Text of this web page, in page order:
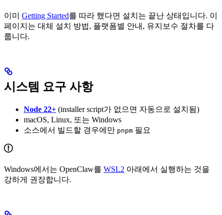
이미 Getting Started를 따라 했다면 설치는 끝난 상태입니다. 이
페이지는 대체 설치 방법, 플랫폼별 안내, 유지보수 절차를 다
룹니다.
시스템 요구 사항
Node 22+ (installer script가 없으면 자동으로 설치됨)
macOS, Linux, 또는 Windows
소스에서 빌드할 경우에만 pnpm 필요
Windows에서는 OpenClaw를 WSL2 아래에서 실행하는 것을
강하게 권장합니다.